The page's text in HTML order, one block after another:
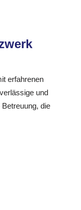
erfahrenen
und
die